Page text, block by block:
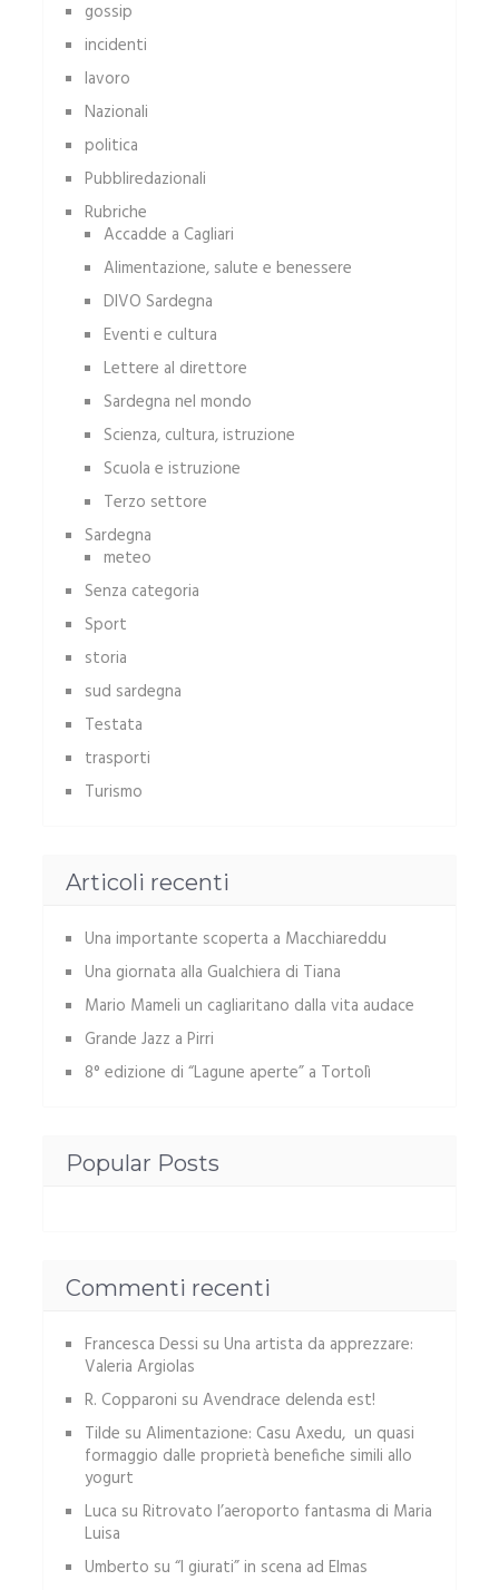
gossip
incidenti
lavoro
Nazionali
politica
Pubbliredazionali
Rubriche
Accadde a Cagliari
Alimentazione, salute e benessere
DIVO Sardegna
Eventi e cultura
Lettere al direttore
Sardegna nel mondo
Scienza, cultura, istruzione
Scuola e istruzione
Terzo settore
Sardegna
meteo
Senza categoria
Sport
storia
sud sardegna
Testata
trasporti
Turismo
Articoli recenti
Una importante scoperta a Macchiareddu
Una giornata alla Gualchiera di Tiana
Mario Mameli un cagliaritano dalla vita audace
Grande Jazz a Pirri
8° edizione di “Lagune aperte” a Tortolì
Popular Posts
Commenti recenti
Francesca Dessi su Una artista da apprezzare:
Valeria Argiolas
R. Copparoni su Avendrace delenda est!
Tilde su Alimentazione: Casu Axedu, un quasi
formaggio dalle proprietà benefiche simili allo
yogurt
Luca su Ritrovato l’aeroporto fantasma di Maria
Luisa
Umberto su “I giurati” in scena ad Elmas